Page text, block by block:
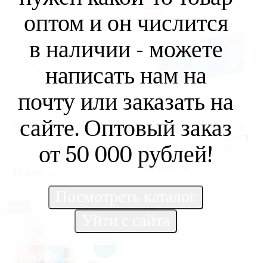
Форма для льда Шарики
(MULTIDOM SP316)
-19%
Пакеты д/приготовления
льда, самозакрывающиеся,
форма-кубики, PATERRA
(PATERRA 109008)
65 руб.
оптом и он числится
в наличии - можете
написать нам на
почту или заказать на
сайте. Оптовый заказ
от 50 000 рублей!